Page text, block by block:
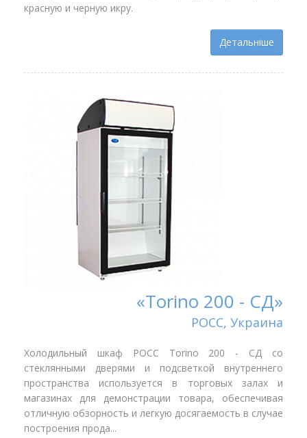
красную и черную икру.
Детальніше
«Torino 200 - СД»
РОСС, Украина
Холодильный шкаф РОСС Torino 200 - СД со
стеклянными дверями и подсветкой внутреннего
пространства используется в торговых залах и
магазинах для демонстрации товара, обеспечивая
отличную обзорность и легкую досягаемость в случае
построения прода...